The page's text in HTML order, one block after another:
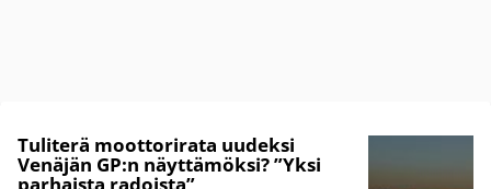
Tuliterä moottorirata uudeksi
Venäjän GP:n näyttämöksi? ”Yksi